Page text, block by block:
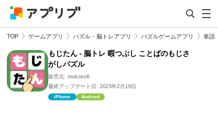
TOP ゲームアプリ パズル・脳トレアプリ パズルゲームアプリ 単語
もじたん - 脳トレ 暇つぶし ことばのもじさ
がしパズル
販売元: mokosoft
最終アップデート日: 2023年2月19日
iPhone Android